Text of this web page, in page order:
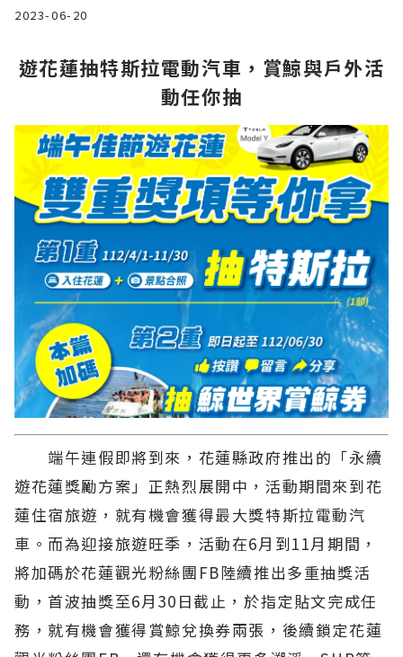
2023-06-20
遊花蓮抽特斯拉電動汽車，賞鯨與戶外活
動任你抽
端午連假即將到來，花蓮縣政府推出的「永續
遊花蓮獎勵方案」正熱烈展開中，活動期間來到花
蓮住宿旅遊，就有機會獲得最大獎特斯拉電動汽
車。而為迎接旅遊旺季，活動在6月到11月期間，
將加碼於花蓮觀光粉絲團FB陸續推出多重抽獎活
動，首波抽獎至6月30日截止，於指定貼文完成任
務，就有機會獲得賞鯨兌換券兩張，後續鎖定花蓮